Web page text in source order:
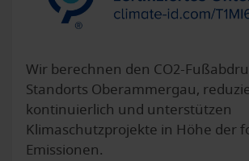
Wir berechnen den CO2-
Standorts Oberammergau,
kontinuierlich und unterstützen
Klimaschutzprojekte in Höhe der
Emissionen.